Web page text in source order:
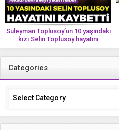
Süleyman Toplusoy’un 10 yaşındaki
kızı Selin Toplusoy hayatını
kaybetti! ‘Ah dünya güzeli melek’
Categories
Categories